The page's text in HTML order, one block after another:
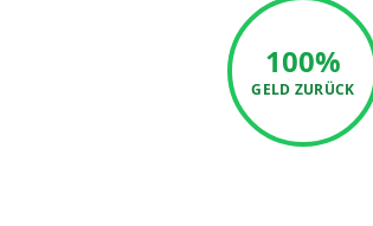
100%
GELD ZURÜCK